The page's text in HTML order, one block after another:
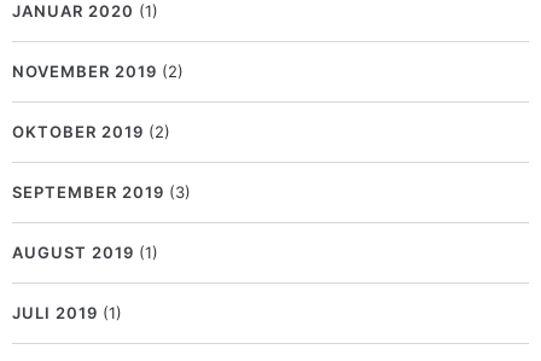
JANUAR 2020 (1)
NOVEMBER 2019 (2)
OKTOBER 2019 (2)
SEPTEMBER 2019 (3)
AUGUST 2019 (1)
JULI 2019 (1)